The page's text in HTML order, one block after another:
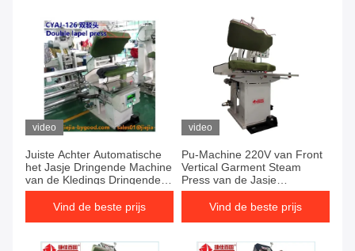
video
Juiste Achter Automatische
het Jasje Dringende Machine
van de Kledings Dringende
Machine Pu
Vind de beste prijs
video
Pu-Machine 220V van Front
Vertical Garment Steam
Press van de Jasje
Dringende Machine de
VerlatenVind de beste prijs